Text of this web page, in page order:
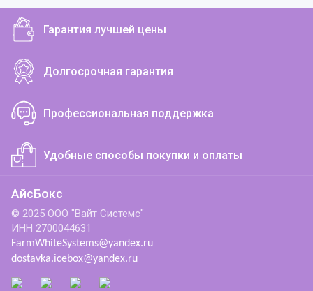
Гарантия лучшей цены
Долгосрочная гарантия
Профессиональная поддержка
Удобные способы покупки и оплаты
АйсБокс
© 2025 ООО "Вайт Системс"
ИНН 2700044631
FarmWhiteSystems@yandex.ru
dostavka.icebox@yandex.ru